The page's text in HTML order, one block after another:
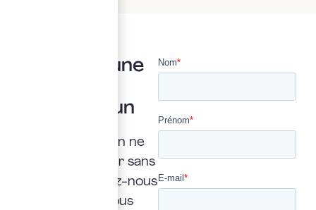
Vous avez une
Posez là à un
Une interrogation ne
doit jamais rester sans
réponse. Confiez-nous
la vôtre : nous vous